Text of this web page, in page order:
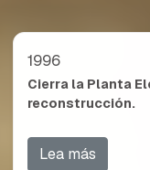
1996
Cierra la Planta
reconstrucción.
Lea más